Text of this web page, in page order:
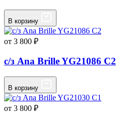
В корзину
от 3 800 ₽
с/з Ana Brille YG21086 C2
В корзину
от 3 800 ₽